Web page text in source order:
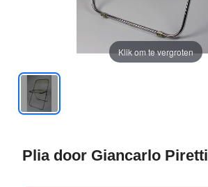
Klik om te vergroten
Plia door Giancarlo Piretti